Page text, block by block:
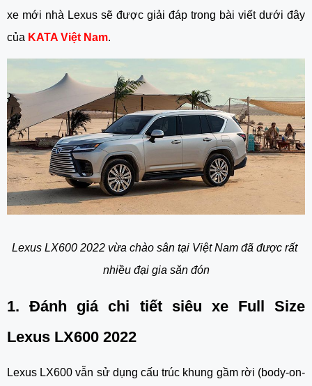
xe mới nhà Lexus sẽ được giải đáp trong bài viết dưới đây
của KATA Việt Nam.
Lexus LX600 2022 vừa chào sân tại Việt Nam đã được rất
nhiều đại gia săn đón
1. Đánh giá chi tiết siêu xe Full Size
Lexus LX600 2022
Lexus LX600 vẫn sử dụng cấu trúc khung gầm rời (body-on-